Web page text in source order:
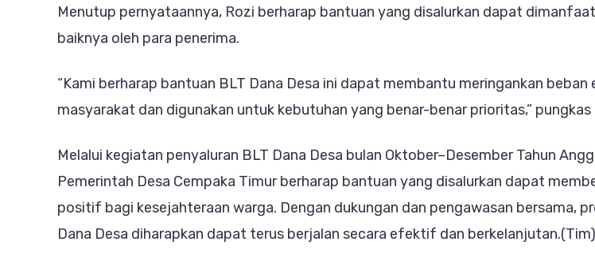
Menutup pernyataannya, Rozi berharap bantuan yang disalurkan dapat
baiknya oleh para penerima.
“Kami berharap bantuan BLT Dana Desa ini dapat membantu meringankan beban
masyarakat dan digunakan untuk kebutuhan yang benar-benar prioritas,” pungkas
Melalui kegiatan penyaluran BLT Dana Desa bulan Oktober–Desember Tahun
Pemerintah Desa Cempaka Timur berharap bantuan yang disalurkan dapat
positif bagi kesejahteraan warga. Dengan dukungan dan pengawasan bersama,
Dana Desa diharapkan dapat terus berjalan secara efektif dan berkelanjutan.(Tim)